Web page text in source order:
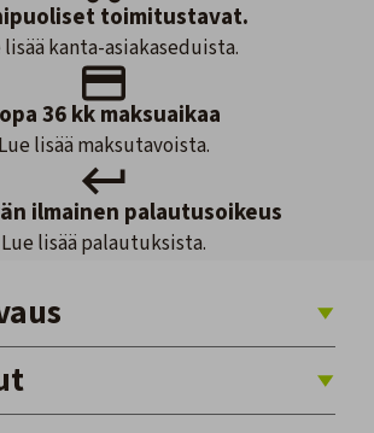
toimitustavat.
lisää kanta-asiakaseduista.
36 kk maksuaikaa
Lue lisää maksutavoista.
ilmainen palautusoikeus
Lue lisää palautuksista.